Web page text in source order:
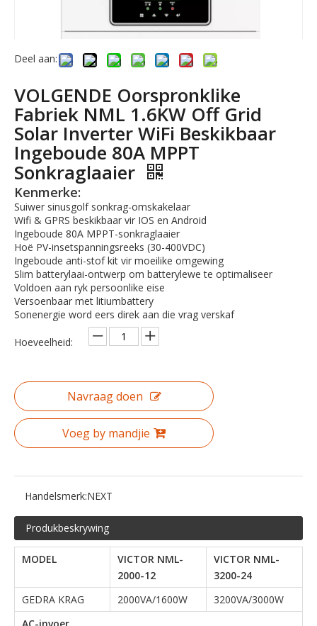
Deel aan:
VOLGENDE Oorspronklike
Fabriek NML 1.6KW Off Grid
Solar Inverter WiFi Beskikbaar
Ingeboude 80A MPPT
Sonkraglaaier
Kenmerke:
Suiwer sinusgolf sonkrag-omskakelaar
Wifi & GPRS beskikbaar vir IOS en Android
Ingeboude 80A MPPT-sonkraglaaier
Hoë PV-insetspanningsreeks (30-400VDC)
Ingeboude anti-stof kit vir moeilike omgewing
Slim batterylaai-ontwerp om batterylewe te optimaliseer
Voldoen aan ryk persoonlike eise
Versoenbaar met litiumbattery
Sonenergie word eers direk aan die vrag verskaf
Hoeveelheid:
Navraag doen
Voeg by mandjie
Handelsmerk:NEXT
Produkbeskrywing
MODEL
VICTOR NML-
2000-12
VICTOR NML-
3200-24
GEDRA KRAG
2000VA/1600W
3200VA/3000W